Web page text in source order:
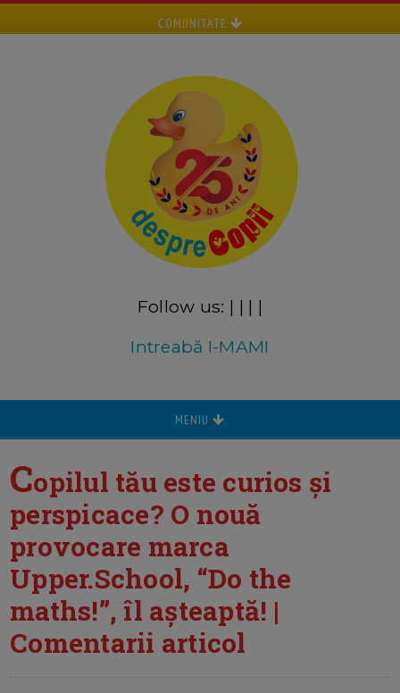
COMUNITATE
Follow us: | | | |
Intreabă I-MAMI
MENIU
Copilul tău este curios și
perspicace? O nouă
provocare marca
Upper.School, “Do the
maths!”, îl așteaptă! |
Comentarii articol